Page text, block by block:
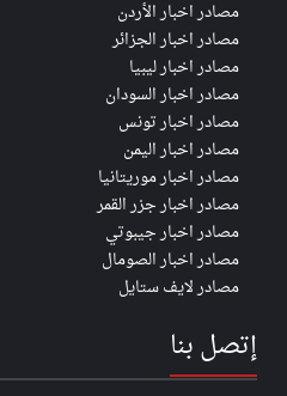
مصادر اخبار الأردن
مصادر اخبار الجزائر
مصادر اخبار ليبيا
مصادر اخبار السودان
مصادر اخبار تونس
مصادر اخبار اليمن
مصادر اخبار موريتانيا
مصادر اخبار جزر القمر
مصادر اخبار جيبوتي
مصادر اخبار الصومال
مصادر لايف ستايل
إتصل بنا